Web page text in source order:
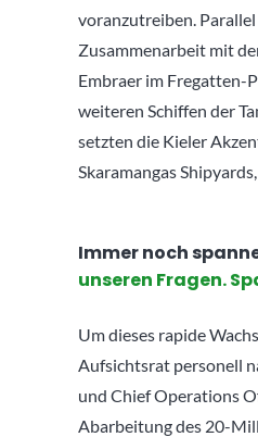
voranzutreiben.
Zusammenarbeit mit
Embraer im Fregatten-
weiteren Schiffen der
setzten die Kieler
Skaramangas
Immer noch
unseren Fragen.
Um dieses rapide
Aufsichtsrat personell
und Chief Operations
Abarbeitung des 20-